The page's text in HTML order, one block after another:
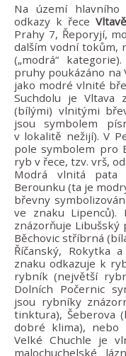
Na území hlavního
odkazy k řece Vltavě
Prahy 7, Řeporyjí,
dalším vodní tokům,
(„modrá“
pruhy poukázáno na
jako modré vlnité
Suchdolu je Vltava
(bílými) vlnitými
jsou symbolem
v lokalitě nežijí). V
pole symbolem pro
ryb v řece, tzv. vrš,
Modrá vlnitá pata
Berounku (ta je
břevny
ve znaku
znázorňuje Libušský
Běchovic stříbrná
Říčanský, Rokytka
znaku odkazuje k
rybník (největší
Dolních Počernic
jsou rybníky
tinktura), Šeberova
dobré klima), nebo
Velké Chuchle je
malochuchelské